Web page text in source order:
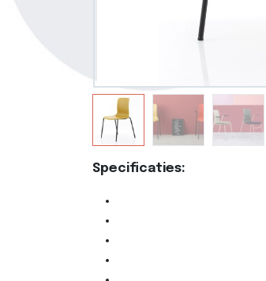
Specificaties: